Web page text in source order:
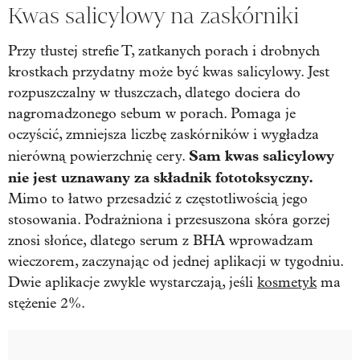
Kwas salicylowy na zaskórniki
Przy tłustej strefie T, zatkanych porach i drobnych
krostkach przydatny może być kwas salicylowy. Jest
rozpuszczalny w tłuszczach, dlatego dociera do
nagromadzonego sebum w porach. Pomaga je
oczyścić, zmniejsza liczbę zaskórników i wygładza
nierówną powierzchnię cery. Sam kwas salicylowy
nie jest uznawany za składnik fototoksyczny.
Mimo to łatwo przesadzić z częstotliwością jego
stosowania. Podrażniona i przesuszona skóra gorzej
znosi słońce, dlatego serum z BHA wprowadzam
wieczorem, zaczynając od jednej aplikacji w tygodniu.
Dwie aplikacje zwykle wystarczają, jeśli kosmetykma
stężenie 2%.